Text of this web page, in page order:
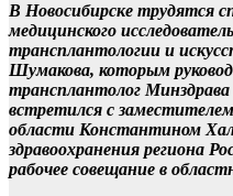
В Новосибирске трудятся
медицинского
трансплантологии и
Шумакова, которым
трансплантолог
встретился с
области Константином
здравоохранения региона
рабочее совещание в